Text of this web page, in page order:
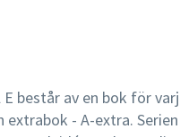
består av en bok för
extrabok - A-extra.